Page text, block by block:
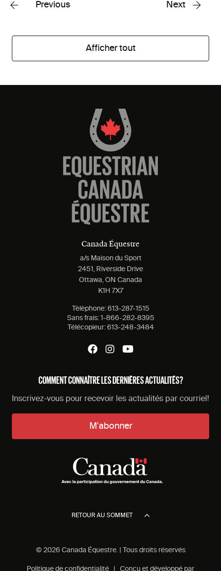
Previous Next
Afficher tout
Canada Équestre
a/s Maison du Sport
2451, Riverside Drive
Ottawa, ON Canada
K1H 7X7
Tèlèphone: 613-287-1515
Sans frais: 1-866-282-8395
Télécopieur: 613-248-3484
COMMENT CONNAÎTRE LES DERNIÈRES ACTUALITÉS?
Inscrivez-vous pour recevoir les actualités par courriel!
M'abonner
RETOUR AU SOMMET
© 2026 Canada Équestre. | Tous droits réservés
Politique de confidentialité | Conçu et développé par